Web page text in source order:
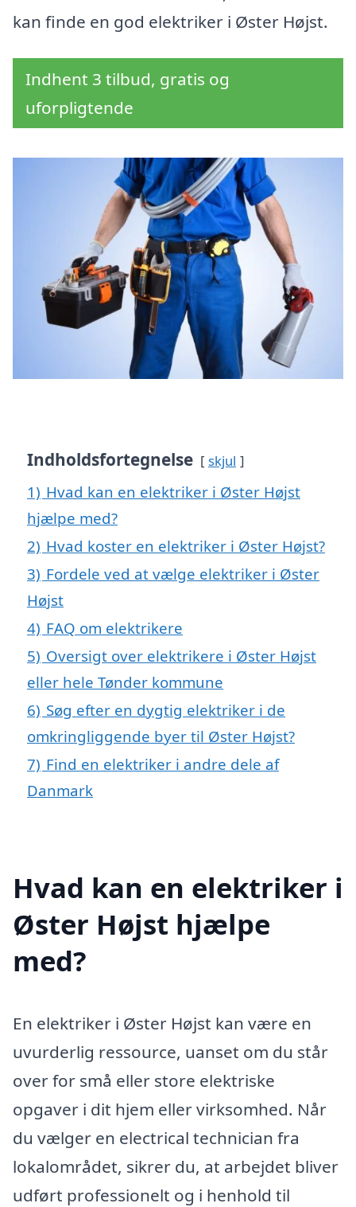
kan finde en god elektriker i Øster Højst.
Indhent 3 tilbud, gratis og
uforpligtende
Indholdsfortegnelse skjul
1) Hvad kan en elektriker i Øster Højst
hjælpe med?
2) Hvad koster en elektriker i Øster Højst?
3) Fordele ved at vælge elektriker i Øster
Højst
4) FAQ om elektrikere
5) Oversigt over elektrikere i Øster Højst
eller hele Tønder kommune
6) Søg efter en dygtig elektriker i de
omkringliggende byer til Øster Højst?
7) Find en elektriker i andre dele af
Danmark
Hvad kan en elektriker i
Øster Højst hjælpe
med?
En elektriker i Øster Højst kan være en
uvurderlig ressource, uanset om du står
over for små eller store elektriske
opgaver i dit hjem eller virksomhed. Når
du vælger en electrical technician fra
lokalområdet, sikrer du, at arbejdet bliver
udført professionelt og i henhold til